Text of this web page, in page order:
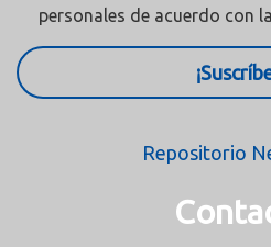
personales de acuerdo con la
Repositorio